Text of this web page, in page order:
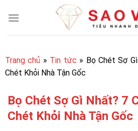
đến
Trang chủ » Tin tức » Bọ Chét Sợ
Chét Khỏi Nhà Tận Gốc
Bọ Chét Sợ Gì Nhất? 7
Chét Khỏi Nhà Tận Gốc